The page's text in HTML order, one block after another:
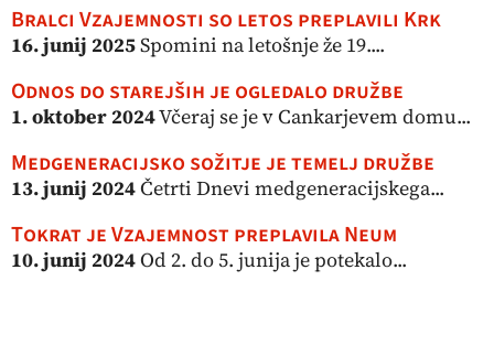
Bralci Vzajemnosti so letos preplavili Krk
16. junij 2025Spomini na letošnje že 19....
Odnos do starejših je ogledalo družbe
1. oktober 2024Včeraj se je v Cankarjevem domu...
Medgeneracijsko sožitje je temelj družbe
13. junij 2024Četrti Dnevi medgeneracijskega...
Tokrat je Vzajemnost preplavila Neum
10. junij 2024Od 2. do 5. junija je potekalo...